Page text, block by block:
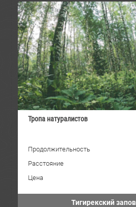
Тропа натуралистов
Продолжительность
Расстояние
Цена
Тигирекский